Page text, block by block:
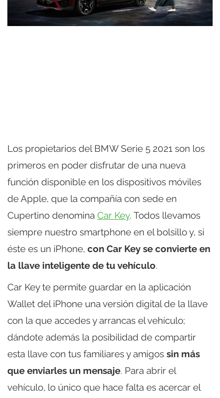
Los propietarios del BMW Serie 5 2021 son los
primeros en poder disfrutar de una nueva
función disponible en los dispositivos móviles
de Apple, que la compañía con sede en
Cupertino denomina Car Key. Todos llevamos
siempre nuestro smartphone en el bolsillo y, si
éste es un iPhone, con Car Key se convierte en
la llave inteligente de tu vehículo.
Car Key te permite guardar en la aplicación
Wallet del iPhone una versión digital de la llave
con la que accedes y arrancas el vehículo;
dándote además la posibilidad de compartir
esta llave con tus familiares y amigos sin más
que enviarles un mensaje. Para abrir el
vehículo, lo único que hace falta es acercar el